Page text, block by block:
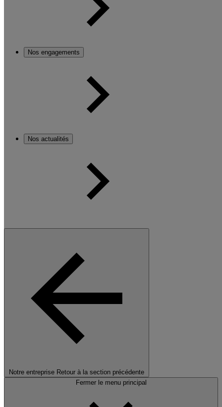
Nos engagements
Nos actualités
Notre entreprise Retour à la section précédente
Fermer le menu principal